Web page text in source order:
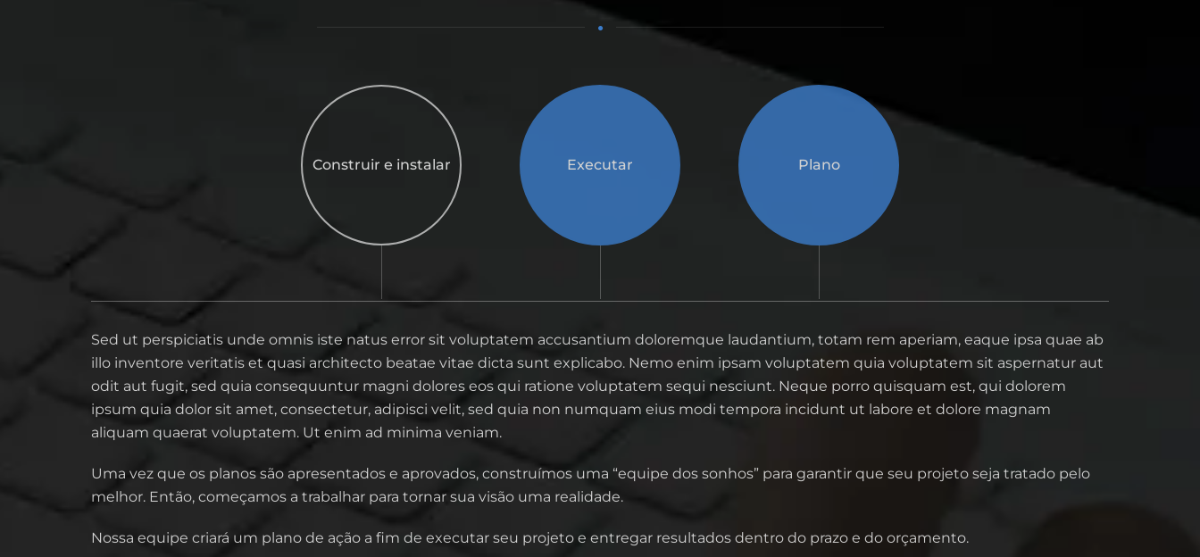
Construir e instalar Executar Plano
Sed ut perspiciatis unde omnis iste natus error sit voluptatem accusantium doloremque laudantium, totam rem aperiam, eaque ipsa quae ab
illo inventore veritatis et quasi architecto beatae vitae dicta sunt explicabo. Nemo enim ipsam voluptatem quia voluptatem sit aspernatur aut
odit aut fugit, sed quia consequuntur magni dolores eos qui ratione voluptatem sequi nesciunt. Neque porro quisquam est, qui dolorem
ipsum quia dolor sit amet, consectetur, adipisci velit, sed quia non numquam eius modi tempora incidunt ut labore et dolore magnam
aliquam quaerat voluptatem. Ut enim ad minima veniam.
Uma vez que os planos são apresentados e aprovados, construímos uma “equipe dos sonhos” para garantir que seu projeto seja tratado pelo
melhor. Então, começamos a trabalhar para tornar sua visão uma realidade.
Nossa equipe criará um plano de ação a fim de executar seu projeto e entregar resultados dentro do prazo e do orçamento.